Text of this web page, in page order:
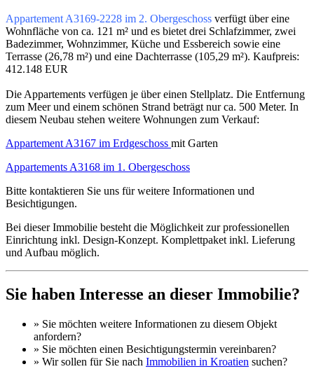
Appartement A3169-2228 im 2. Obergeschoss verfügt über eine
Wohnfläche von ca. 121 m² und es bietet drei Schlafzimmer, zwei
Badezimmer, Wohnzimmer, Küche und Essbereich sowie eine
Terrasse (26,78 m²) und eine Dachterrasse (105,29 m²). Kaufpreis:
412.148 EUR
Die Appartements verfügen je über einen Stellplatz. Die Entfernung
zum Meer und einem schönen Strand beträgt nur ca. 500 Meter. In
diesem Neubau stehen weitere Wohnungen zum Verkauf:
Appartement A3167 im Erdgeschoss mit Garten
Appartements A3168 im 1. Obergeschoss
Bitte kontaktieren Sie uns für weitere Informationen und
Besichtigungen.
Bei dieser Immobilie besteht die Möglichkeit zur professionellen
Einrichtung inkl. Design-Konzept. Komplettpaket inkl. Lieferung
und Aufbau möglich.
Sie haben Interesse an dieser Immobilie?
» Sie möchten weitere Informationen zu diesem Objekt
anfordern?
» Sie möchten einen Besichtigungstermin vereinbaren?
» Wir sollen für Sie nach Immobilien in Kroatien suchen?